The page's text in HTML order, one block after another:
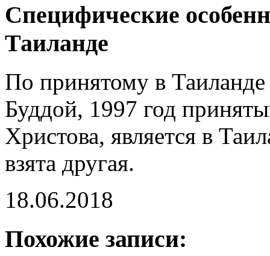
Специфические
Таиланде
По принятому в
Буддой, 1997 год
Христова, является в
взята другая.
18.06.2018
Похожие записи: